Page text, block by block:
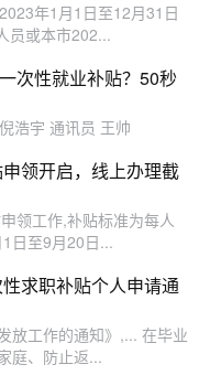
年1月1日至12月31日
员或本市202...
次性就业补贴？50秒
浩宇 通讯员 王帅
领开启，线上办理截
领工作,补贴标准为每人
日至9月20日...
求职补贴个人申请通
放工作的通知》,... 在毕业
庭、防止返...